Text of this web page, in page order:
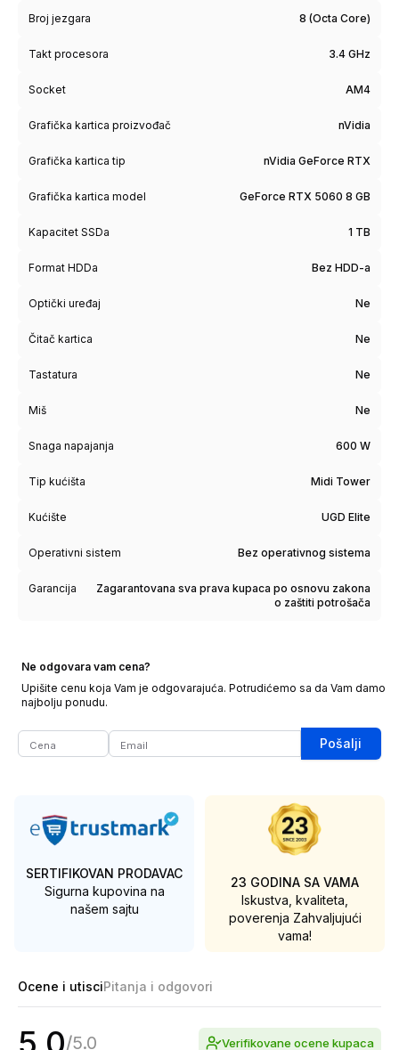
Broj jezgara 8 (Octa Core)
Takt procesora 3.4 GHz
Socket AM4
Grafička kartica proizvođač nVidia
Grafička kartica tip nVidia GeForce RTX
Grafička kartica model GeForce RTX 5060 8 GB
Kapacitet SSDa 1 TB
Format HDDa Bez HDD-a
Optički uređaj Ne
Čitač kartica Ne
Tastatura Ne
Miš Ne
Snaga napajanja 600 W
Tip kućišta Midi Tower
Kućište UGD Elite
Operativni sistem Bez operativnog sistema
Garancija
Zagarantovana sva prava kupaca po osnovu zakona
o zaštiti potrošača
Ne odgovara vam cena?
Upišite cenu koja Vam je odgovarajuća. Potrudićemo sa da Vam damo
najbolju ponudu.
Pošalji
SERTIFIKOVAN PRODAVAC
Sigurna kupovina na
našem sajtu
23 GODINA SA VAMA
Iskustva, kvaliteta,
poverenja Zahvaljujući
vama!
Ocene i utisciPitanja i odgovori
/5.0 Verifikovane ocene kupaca